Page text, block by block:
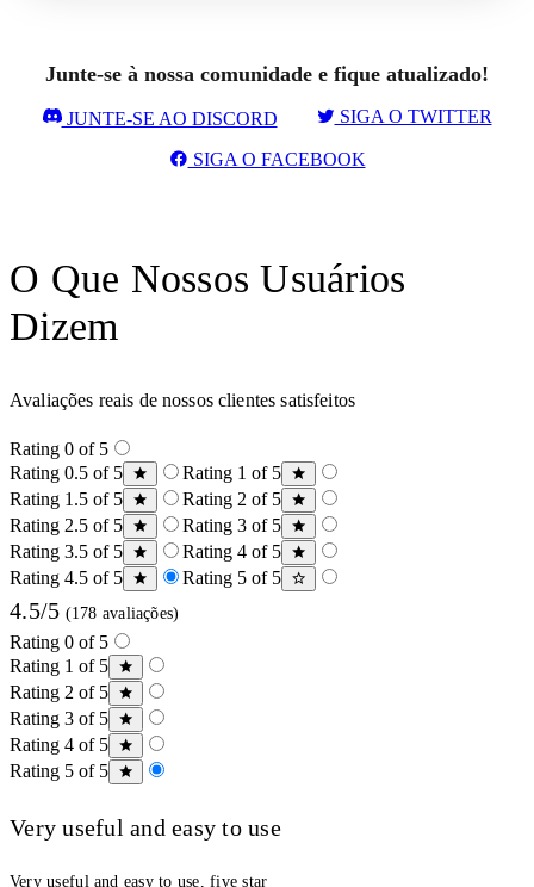
Junte-se à nossa comunidade e fique atualizado!
JUNTE-SE AO DISCORD SIGA O TWITTER
SIGA O FACEBOOK
O Que Nossos Usuários
Dizem
Avaliações reais de nossos clientes satisfeitos
Rating 0 of 5
Rating 0.5 of 5
Rating 1 of 5
Rating 1.5 of 5
Rating 2 of 5
Rating 2.5 of 5
Rating 3 of 5
Rating 3.5 of 5
Rating 4 of 5
Rating 4.5 of 5
Rating 5 of 5
4.5/5 (178 avaliações)
Rating 0 of 5
Rating 1 of 5
Rating 2 of 5
Rating 3 of 5
Rating 4 of 5
Rating 5 of 5
Very useful and easy to use
Very useful and easy to use, five star